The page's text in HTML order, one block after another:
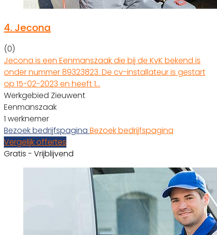
4. Jecona
(0)
Jecona is een Eenmanszaak die bij de KvK bekend is
onder nummer 89323823. De cv-installateur is gestart
op 15-02-2023 en heeft 1…
Werkgebied Zieuwent
Eenmanszaak
1 werknemer
Bezoek bedrijfspagina Bezoek bedrijfspagina
Vergelijk offertes
Gratis - Vrijblijvend